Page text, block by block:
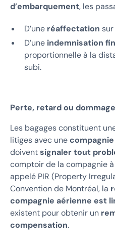
d’embarquement, les
D’une réaffectation
D’une indemnisation
proportionnelle à la
subi.
Perte, retard ou
Les bagages constituent
litiges avec une
doiventsignaler tout
comptoir de la compagnie
appelé PIR (Property
Convention de Montréal, la
compagnie aérienne est
existent pour obtenir un
compensation.